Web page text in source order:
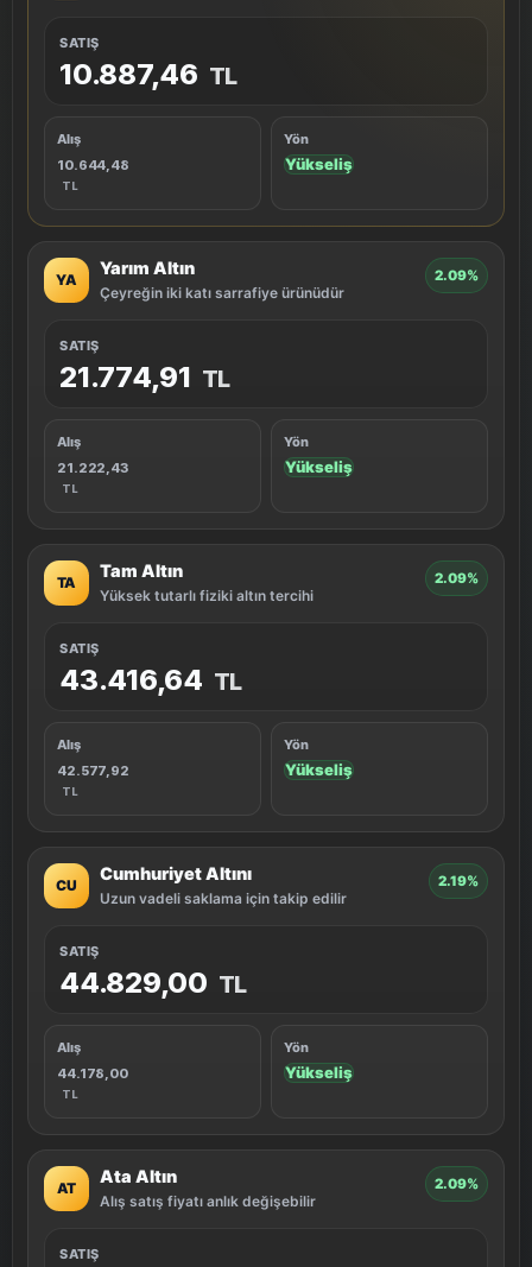
SATIŞ
10.887,46 TL
Alış
10.644,48
TL
Yön
Yükseliş
YA
Yarım Altın
Çeyreğin iki katı sarrafiye ürünüdür
2.09%
SATIŞ
21.774,91 TL
Alış
21.222,43
TL
Yön
Yükseliş
TA
Tam Altın
Yüksek tutarlı fiziki altın tercihi
2.09%
SATIŞ
43.416,64 TL
Alış
42.577,92
TL
Yön
Yükseliş
CU
Cumhuriyet Altını
Uzun vadeli saklama için takip edilir
2.19%
SATIŞ
44.829,00 TL
Alış
44.178,00
TL
Yön
Yükseliş
AT
Ata Altın
Alış satış fiyatı anlık değişebilir
2.09%
SATIŞ